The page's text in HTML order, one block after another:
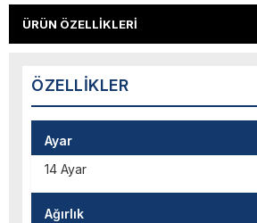
ÜRÜN ÖZELLIKLERI
ÖZELLIKLER
Ayar
14 Ayar
Ağırlık